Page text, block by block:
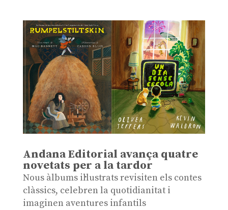
Andana Editorial avança quatre
novetats per a la tardor
Nous àlbums il·lustrats revisiten els contes
clàssics, celebren la quotidianitat i
imaginen aventures infantils